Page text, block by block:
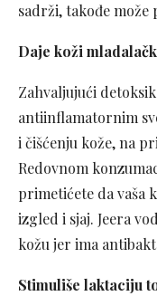
sadrži, takođe može
Daje koži
Zahvaljujući
antiinflamatornim
i čišćenju kože, na
Redovnom
primetićete da vaša
izgled i sjaj. Jeera
kožu jer ima
Stimuliše laktaciju